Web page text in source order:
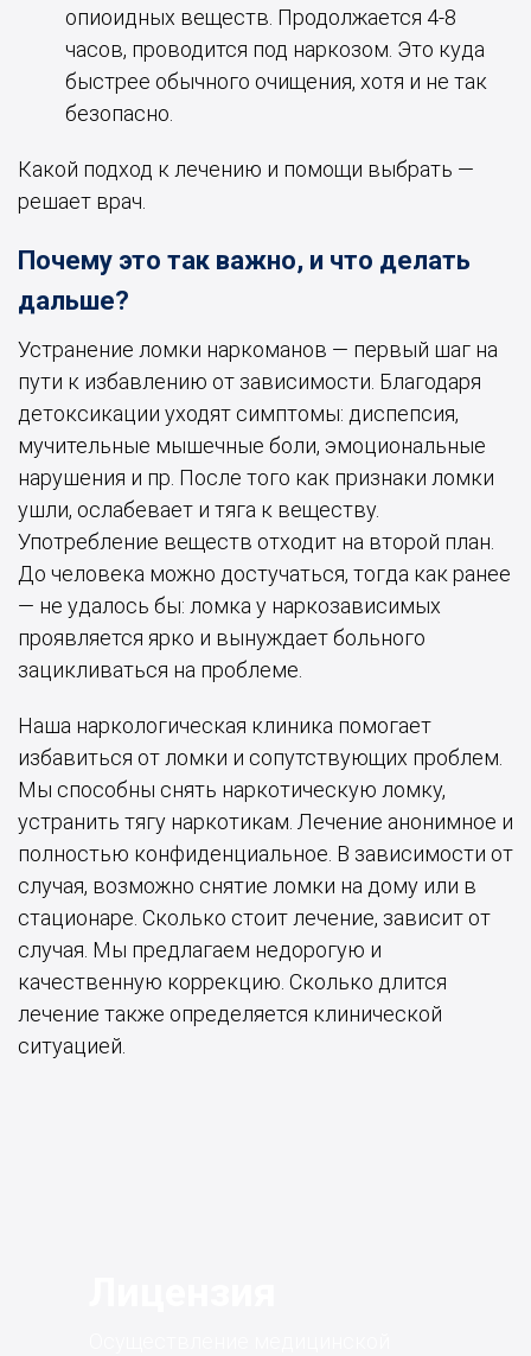
опиоидных веществ. Продолжается 4-8
часов, проводится под наркозом. Это куда
быстрее обычного очищения, хотя и не так
безопасно.
Какой подход к лечению и помощи выбрать —
решает врач.
Почему это так важно, и что делать
дальше?
Устранение ломки наркоманов — первый шаг на
пути к избавлению от зависимости. Благодаря
детоксикации уходят симптомы: диспепсия,
мучительные мышечные боли, эмоциональные
нарушения и пр. После того как признаки ломки
ушли, ослабевает и тяга к веществу.
Употребление веществ отходит на второй план.
До человека можно достучаться, тогда как ранее
— не удалось бы: ломка у наркозависимых
проявляется ярко и вынуждает больного
зацикливаться на проблеме.
Наша наркологическая клиника помогает
избавиться от ломки и сопутствующих проблем.
Мы способны снять наркотическую ломку,
устранить тягу наркотикам. Лечение анонимное и
полностью конфиденциальное. В зависимости от
случая, возможно снятие ломки на дому или в
стационаре. Сколько стоит лечение, зависит от
случая. Мы предлагаем недорогую и
качественную коррекцию. Сколько длится
лечение также определяется клинической
ситуацией.